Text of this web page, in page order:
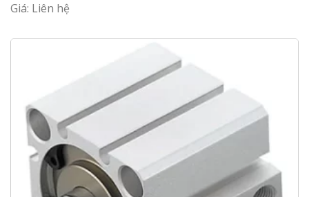
Giá: Liên hệ